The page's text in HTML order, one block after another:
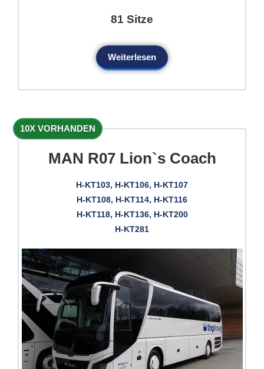
81 Sitze
Weiterlesen
10X VORHANDEN
MAN R07 Lion`s Coach
H-KT103, H-KT106, H-KT107
H-KT108, H-KT114, H-KT116
H-KT118, H-KT136, H-KT200
H-KT281